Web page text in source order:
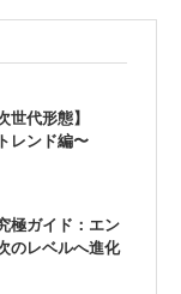
世代形態】
レンド編〜
極ガイド：エン
のレベルへ進化